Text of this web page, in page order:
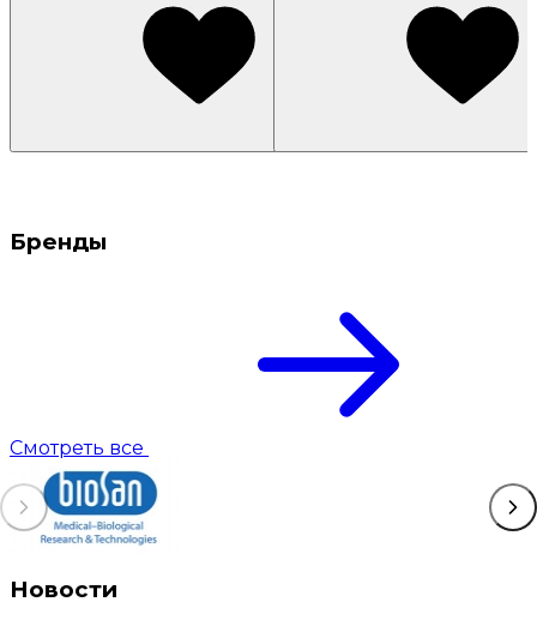
Бренды
Смотреть все
Новости